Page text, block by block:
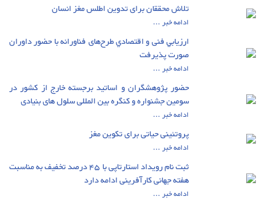
تلاش محققان برای تدوین اطلس مغز انسان
ادامه خبر ...
ارزيابي فنی و اقتصادي طرح‌های فناورانه با حضور داوران
صورت پذیرفت
ادامه خبر ...
حضور پژوهشگران و اساتید برجسته خارج از کشور در
سومین جشنواره و کنگره بین المللی سلول های بنیادی
ادامه خبر ...
پروتئینی حیاتی برای تکوین مغز
ادامه خبر ...
ثبت نام رویداد استارتاپی با 45 درصد تخفیف به مناسبت
هفته جهانی کارآفرینی ادامه دارد
ادامه خبر ...